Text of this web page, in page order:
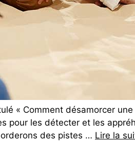
« Comment désamorcer
pour les détecter et les
des pistes … Lire la